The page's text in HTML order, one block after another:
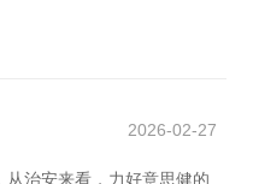
2026-02-27
治安来看，力好意思健的